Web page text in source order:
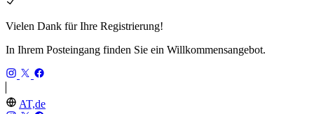
Vielen Dank für Ihre Registrierung!
In Ihrem Posteingang finden Sie ein Willkommensangebot.
AT,de